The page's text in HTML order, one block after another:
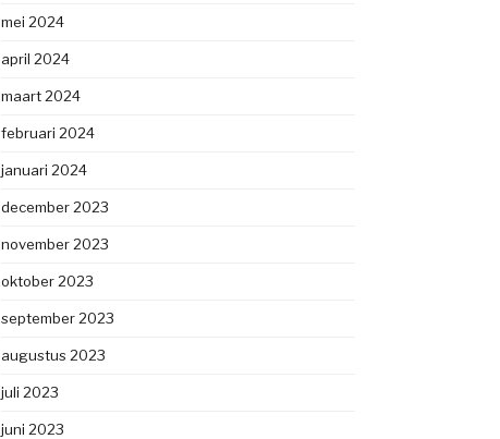
mei 2024
april 2024
maart 2024
februari 2024
januari 2024
december 2023
november 2023
oktober 2023
september 2023
augustus 2023
juli 2023
juni 2023